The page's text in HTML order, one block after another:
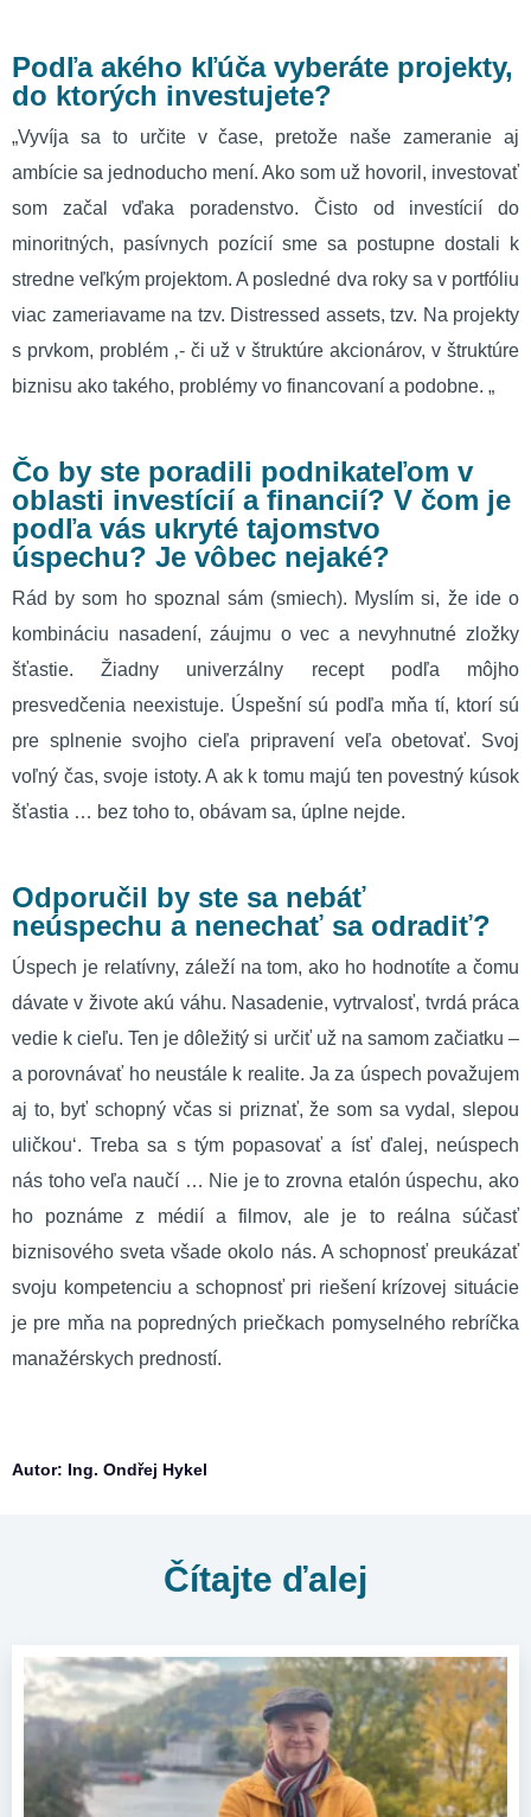
Podľa akého kľúča vyberáte projekty,
do ktorých investujete?
„Vyvíja sa to určite v čase, pretože naše zameranie aj
ambície sa jednoducho mení. Ako som už hovoril, investovať
som začal vďaka poradenstvo. Čisto od investícií do
minoritných, pasívnych pozícií sme sa postupne dostali k
stredne veľkým projektom. A posledné dva roky sa v portfóliu
viac zameriavame na tzv. Distressed assets, tzv. Na projekty
s prvkom, problém ‚- či už v štruktúre akcionárov, v štruktúre
biznisu ako takého, problémy vo financovaní a podobne. „
Čo by ste poradili podnikateľom v
oblasti investícií a financií? V čom je
podľa vás ukryté tajomstvo
úspechu? Je vôbec nejaké?
Rád by som ho spoznal sám (smiech). Myslím si, že ide o
kombináciu nasadení, záujmu o vec a nevyhnutné zložky
šťastie. Žiadny univerzálny recept podľa môjho
presvedčenia neexistuje. Úspešní sú podľa mňa tí, ktorí sú
pre splnenie svojho cieľa pripravení veľa obetovať. Svoj
voľný čas, svoje istoty. A ak k tomu majú ten povestný kúsok
šťastia … bez toho to, obávam sa, úplne nejde.
Odporučil by ste sa nebáť
neúspechu a nenechať sa odradiť?
Úspech je relatívny, záleží na tom, ako ho hodnotíte a čomu
dávate v živote akú váhu. Nasadenie, vytrvalosť, tvrdá práca
vedie k cieľu. Ten je dôležitý si určiť už na samom začiatku –
a porovnávať ho neustále k realite. Ja za úspech považujem
aj to, byť schopný včas si priznať, že som sa vydal, slepou
uličkou‘. Treba sa s tým popasovať a ísť ďalej, neúspech
nás toho veľa naučí … Nie je to zrovna etalón úspechu, ako
ho poznáme z médií a filmov, ale je to reálna súčasť
biznisového sveta všade okolo nás. A schopnosť preukázať
svoju kompetenciu a schopnosť pri riešení krízovej situácie
je pre mňa na popredných priečkach pomyselného rebríčka
manažérskych predností.
Autor: Ing. Ondřej Hykel
Čítajte ďalej